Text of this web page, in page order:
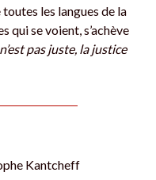
les langues de la
qui se voient, s’achève
pas juste, la justice
Kantcheff